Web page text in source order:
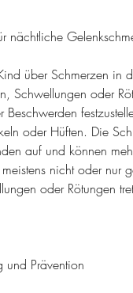
nächtliche
über Schmerzen in
Schwellungen oder
Beschwerden
oder Hüften. Die
auf und können
nicht oder nur
oder Rötungen
und Prävention